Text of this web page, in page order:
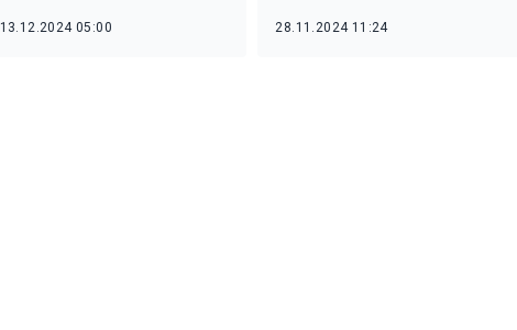
13.12.2024 05:00 28.11.2024 11:24